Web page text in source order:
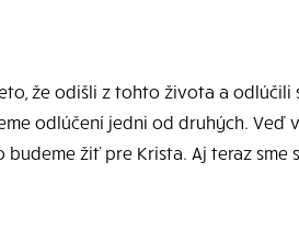
že odišli z tohto života a
odlúčení jedni od druhých. Veď
žiť pre Krista. Aj teraz